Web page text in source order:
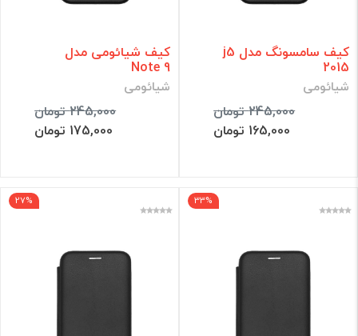
کیف سامسونگ مدل j5
2015
شیائومی
245,000 تومان
165,000 تومان
کیف شیائومی مدل
Note 9
شیائومی
245,000 تومان
175,000 تومان
33%
27%